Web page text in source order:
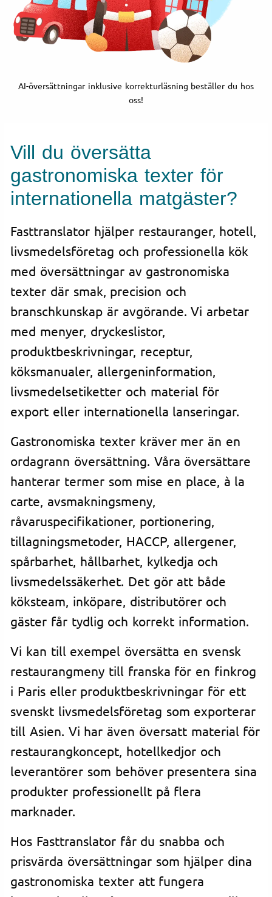
AI-översättningar inklusive korrekturläsning beställer du hos
oss!
Vill du översätta
gastronomiska texter för
internationella matgäster?
Fasttranslator hjälper restauranger, hotell,
livsmedelsföretag och professionella kök
med översättningar av gastronomiska
texter där smak, precision och
branschkunskap är avgörande. Vi arbetar
med menyer, dryckeslistor,
produktbeskrivningar, receptur,
köksmanualer, allergeninformation,
livsmedelsetiketter och material för
export eller internationella lanseringar.
Gastronomiska texter kräver mer än en
ordagrann översättning. Våra översättare
hanterar termer som mise en place, à la
carte, avsmakningsmeny,
råvaruspecifikationer, portionering,
tillagningsmetoder, HACCP, allergener,
spårbarhet, hållbarhet, kylkedja och
livsmedelssäkerhet. Det gör att både
köksteam, inköpare, distributörer och
gäster får tydlig och korrekt information.
Vi kan till exempel översätta en svensk
restaurangmeny till franska för en finkrog
i Paris eller produktbeskrivningar för ett
svenskt livsmedelsföretag som exporterar
till Asien. Vi har även översatt material för
restaurangkoncept, hotellkedjor och
leverantörer som behöver presentera sina
produkter professionellt på flera
marknader.
Hos Fasttranslator får du snabba och
prisvärda översättningar som hjälper dina
gastronomiska texter att fungera